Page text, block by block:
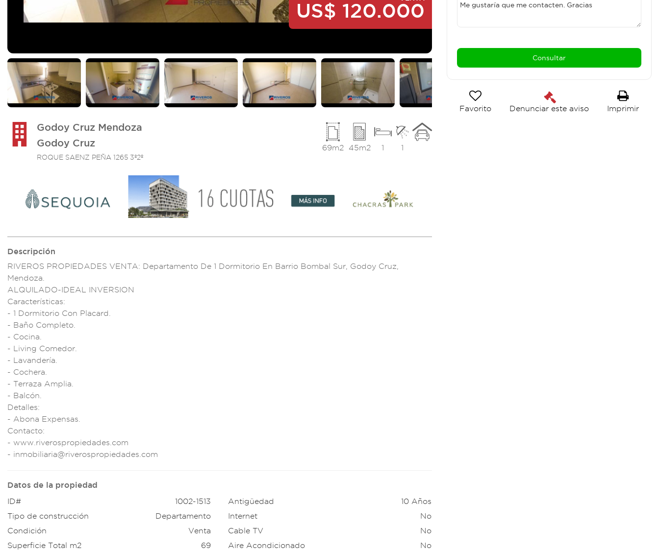
US$ 120.000
Godoy Cruz Mendoza
Godoy Cruz
ROQUE SAENZ PEÑA 1265 3º2º
1
1
45m2
69m2
Descripción
RIVEROS PROPIEDADES VENTA: Departamento De 1 Dormitorio En Barrio Bombal Sur, Godoy Cruz
Mendoza.
ALQUILADO-IDEAL INVERSION
Características:
- 1 Dormitorio Con Placard.
- Baño Comp leto.
- Cocina.
- Living Comedor.
- Lavandería.
- Cochera.
- Terraza Amplia.
- Balcón.
Detalles:
- Abona Expensas.
Contacto:
- www.riverospropiedades.com
- inmobiliaria@riverospropiedades.com
Datos de la propiedad
ID#
1002-1513
Tipo de construcción
Departamento
Condición
Venta
Superficie Total m2
69
Antigüedad
10 Años
Internet
No
Cable TV
No
Aire Acondicionado
No
Favorito Denunciar este aviso Imprimir